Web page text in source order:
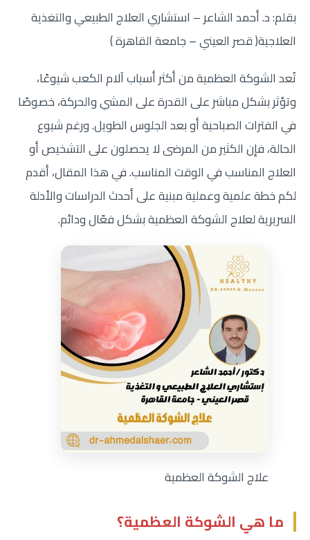
بقلم: د. أحمد الشاعر – استشاري العلاج الطبيعي والتغذية
العلاجية( قصر العيني – جامعة القاهرة )
تُعد الشوكة العظمية من أكثر أسباب آلام الكعب شيوعًا،
وتؤثر بشكل مباشر على القدرة على المشي والحركة، خصوصًا
في الفترات الصباحية أو بعد الجلوس الطويل. ورغم شيوع
الحالة، فإن الكثير من المرضى لا يحصلون على التشخيص أو
العلاج المناسب في الوقت المناسب. في هذا المقال، أقدم
لكم خطة علمية وعملية مبنية على أحدث الدراسات والأدلة
السريرية لعلاج الشوكة العظمية بشكل فعّال ودائم.
علاج الشوكة العظمية
ما هي الشوكة العظمية؟